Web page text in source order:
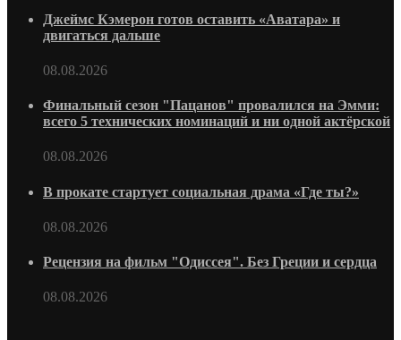
Джеймс Кэмерон готов оставить «Аватара» и
двигаться дальше
08.08.2026
Финальный сезон "Пацанов" провалился на Эмми:
всего 5 технических номинаций и ни одной актёрской
08.08.2026
В прокате стартует социальная драма «Где ты?»
08.08.2026
Рецензия на фильм "Одиссея". Без Греции и сердца
08.08.2026